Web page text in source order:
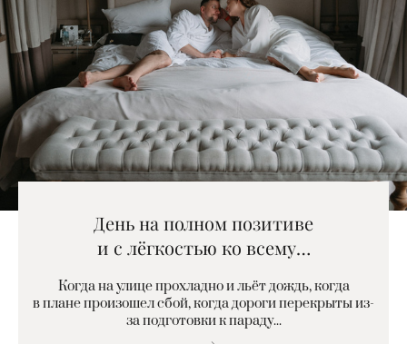
День на полном позитиве
и с лёгкостью ко всему…
Когда на улице прохладно и льёт дождь, когда
в плане произошел сбой, когда дороги перекрыты из-
за подготовки к параду...